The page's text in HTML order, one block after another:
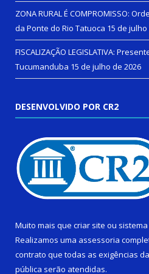
ZONA RURAL É COMPROMISSO:
da Ponte do Rio Tatuoca 15 de julho
FISCALIZAÇÃO LEGISLATIVA:
Tucumanduba 15 de julho de 2026
DESENVOLVIDO POR CR2
Muito mais que criar site ou
Realizamos uma assessoria
contrato que todas as exigências
pública serão atendidas.